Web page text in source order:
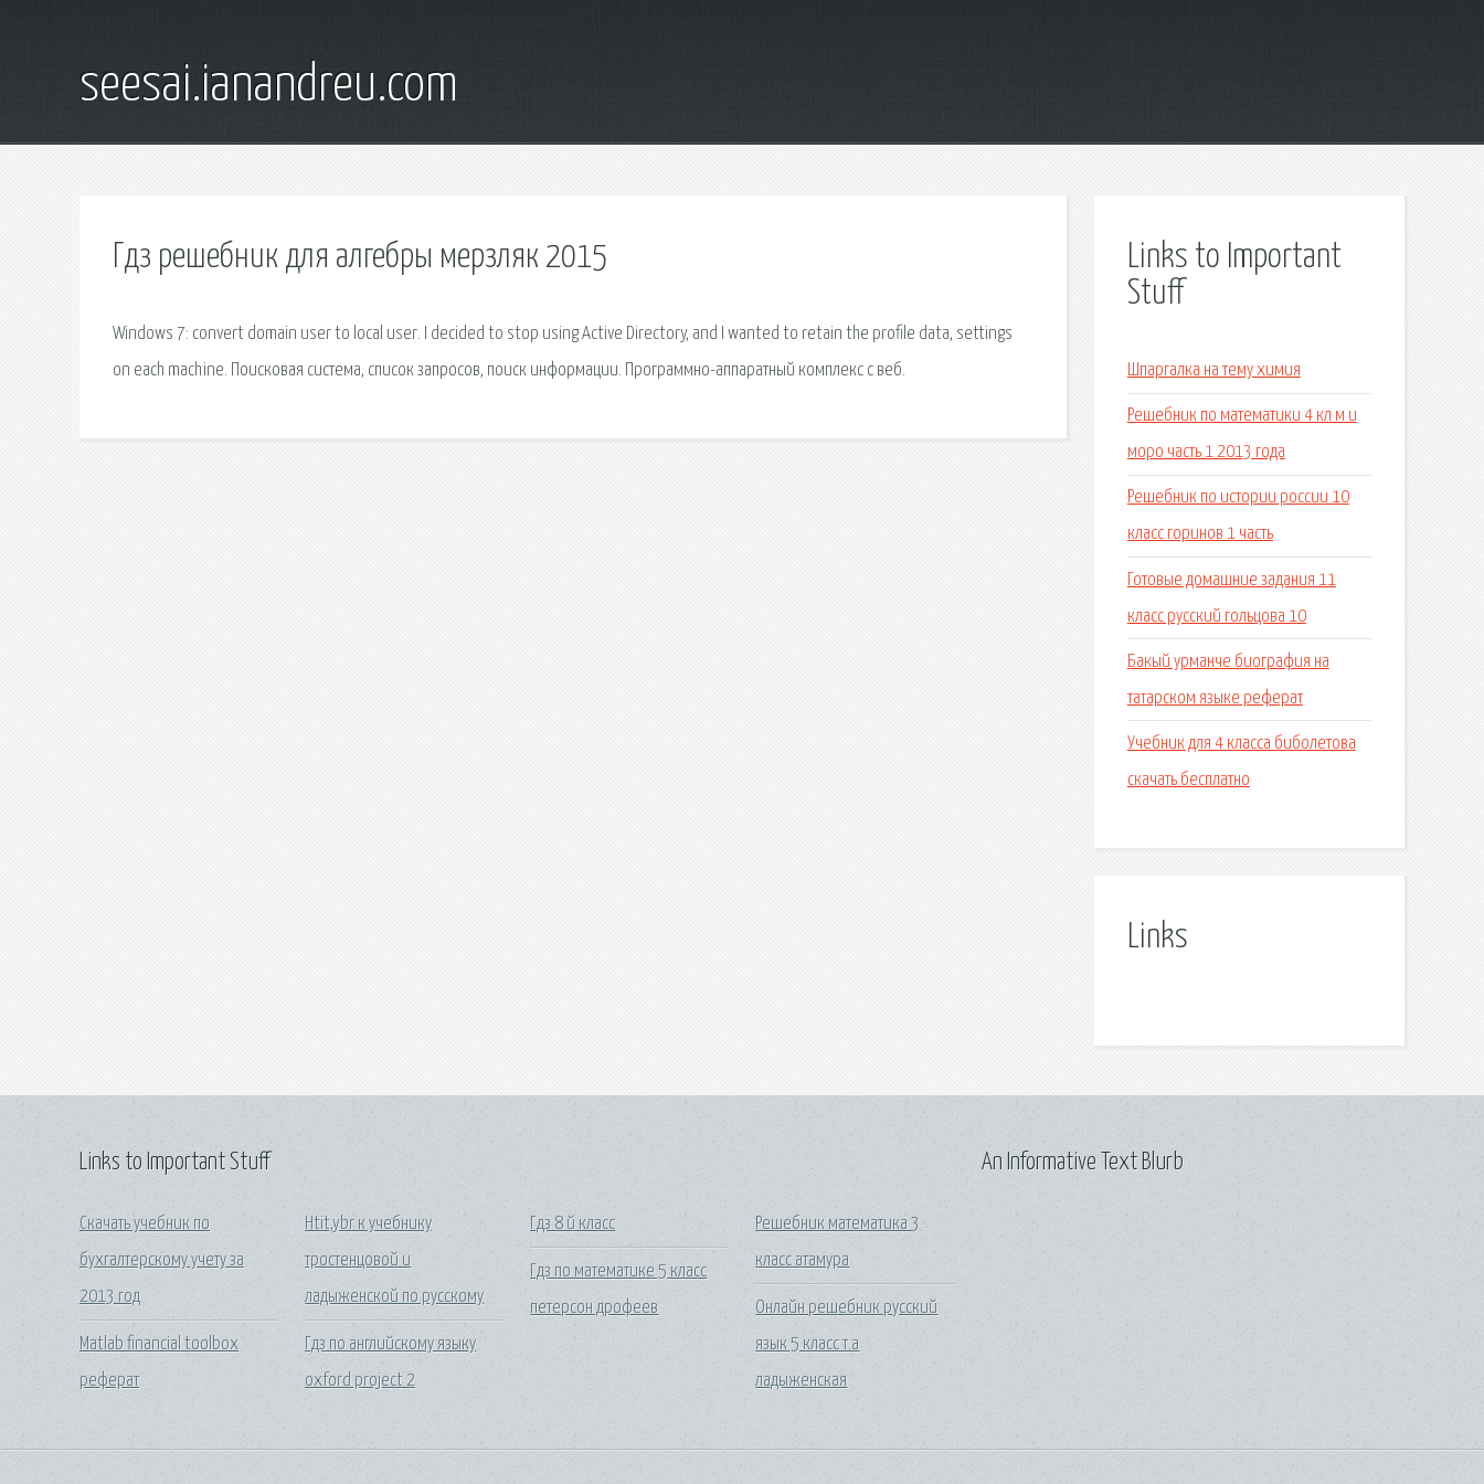
seesai.ianandreu.com
Гдз решебник для алгебры мерзляк 2015
Windows 7: convert domain user to local user. I decided to stop using Active Directory, and I wanted to retain the profile data, settings
on each machine. Поисковая сиcтема, список запросов, поиск информации. Программно-аппаратный комплекс с веб.
Links to Important
Stuff
Шпаргалка на тему химия
Решебник по математики 4 кл м и
моро часть 1 2013 года
Решебник по истории россии 10
класс горинов 1 часть
Готовые домашние задания 11
класс русский гольцова 10
Бакый урманче биография на
татарском языке реферат
Учебник для 4 класса биболетова
скачать бесплатно
Links
Links to Important Stuff
Скачать учебник по
бухгалтерскому учету за
2013 год
Matlab financial toolbox
реферат
Htit,ybr к учебнику
тростенцовой и
ладыженской по русскому
Гдз по английскому языку
oxford project 2
Гдз 8 й класс
Гдз по математике 5 класс
петерсон дрофеев
Решебник математика 3
класс атамура
Онлайн решебник русский
язык 5 класс т.а
ладыженская
An Informative Text Blurb